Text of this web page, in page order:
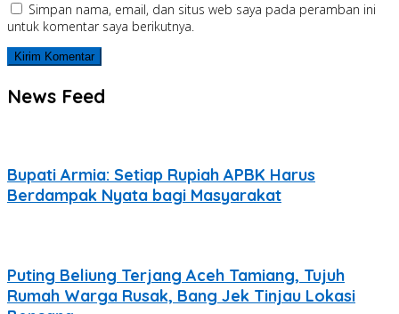
Simpan nama, email, dan situs web saya pada peramban ini
untuk komentar saya berikutnya.
News Feed
Bupati Armia: Setiap Rupiah APBK Harus
Berdampak Nyata bagi Masyarakat
Puting Beliung Terjang Aceh Tamiang, Tujuh
Rumah Warga Rusak, Bang Jek Tinjau Lokasi